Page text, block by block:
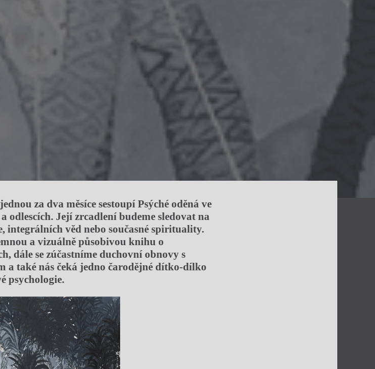
za dva měsíce sestoupí Psýché oděná ve
odlescích. Její zrcadlení budeme sledovat na
integrálních věd nebo současné spirituality.
a vizuálně působivou knihu o
dále se zúčastníme duchovní obnovy s
a také nás čeká jedno čarodějné dítko-dílko
psychologie.